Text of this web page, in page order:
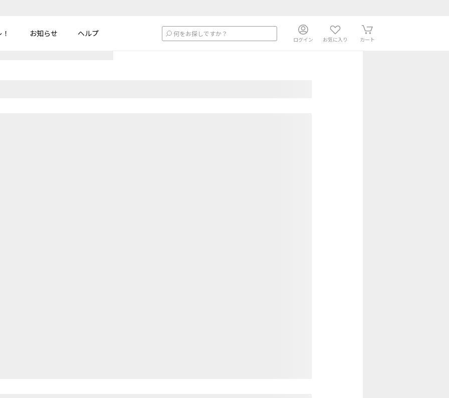
お知らせ ヘルプ
ログイン お気に入り カート